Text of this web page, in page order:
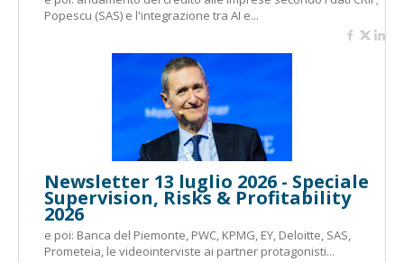
Popescu (SAS) e l'integrazione tra AI e...
Newsletter 13 luglio 2026 - Speciale
Supervision, Risks & Profitability
2026
e poi: Banca del Piemonte, PWC, KPMG, EY, Deloitte, SAS,
Prometeia, le videointerviste ai partner protagonisti...